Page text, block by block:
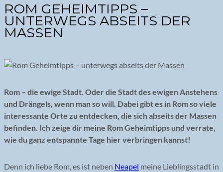
ROM GEHEIMTIPPS –
UNTERWEGS ABSEITS DER
MASSEN
Rom – die ewige Stadt. Oder die Stadt des ewigen Anstehens
und Drängels, wenn man so will. Dabei gibt es in Rom so viele
interessante Orte zu entdecken, die sich abseits der Massen
befinden. Ich zeige dir meine Rom Geheimtipps und verrate,
wie du ganz entspannte Tage hier verbringen kannst!
Denn ich liebe Rom, es ist neben Neapel meine Lieblingsstadt in